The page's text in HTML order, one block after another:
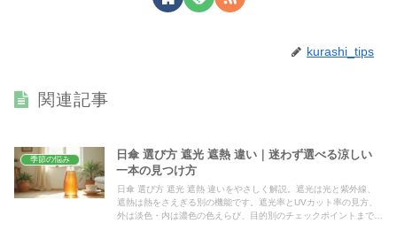
kurashi_tips
関連記事
季節の悩み
日傘 選び方 遮光 遮熱 違い｜迷わず選べる涼しい
一本の見つけ方
日傘 選び方 遮光 遮熱 違いをやさしく解説。遮光は光と紫外線、
遮熱は熱をさえぎる別の機能です。遮光率とUVカット率の見方、
外は淡色・内は濃色の色えらび、目的別のチェックポイントまで整